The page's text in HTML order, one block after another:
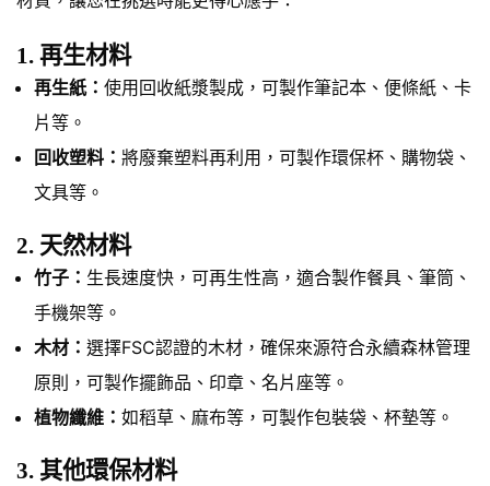
1. 再生材料
再生紙： 使用回收紙漿製成，可製作筆記本、便條紙、卡
片等。
回收塑料： 將廢棄塑料再利用，可製作環保杯、購物袋、
文具等。
2. 天然材料
竹子： 生長速度快，可再生性高，適合製作餐具、筆筒、
手機架等。
木材： 選擇FSC認證的木材，確保來源符合永續森林管理
原則，可製作擺飾品、印章、名片座等。
植物纖維： 如稻草、麻布等，可製作包裝袋、杯墊等。
3. 其他環保材料